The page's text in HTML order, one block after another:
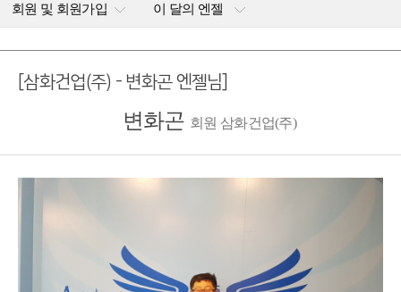
회원 및 회원가입 이 달의 엔젤
[삼화건업(주) - 변화곤 엔젤님]
변화곤 회원 삼화건업(주)